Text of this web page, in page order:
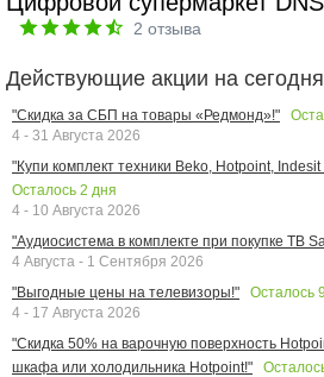
2 отзыва
Действующие акции на сегодня
"Скидка за СБП на товары «Редмонд»!"
4 - 31 Августа 2026
"Купи комплект техники Beko, Hotpoint,
Осталось 2 дня
4 - 10 Августа 2026
"Аудиосистема в комплекте при покупке ТВ
4 Августа - 1 Сентября 2026
"Выгодные цены на телевизоры!"
Осталось 9
4 - 17 Августа 2026
"Скидка 50% на варочную поверхность
шкафа или холодильника Hotpoint!"